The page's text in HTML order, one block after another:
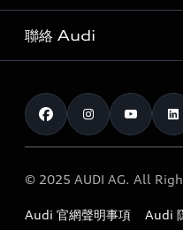
Audi 純電生活圈
奧迪嚴選中古車
最新優惠
預約試駕 | 多元安心賞車
Audi 經銷商服務據點
Audi 原廠配件與精品
myAudi TW app
定期保養
保固
召回案件查詢
聯絡 Audi
訂閱電子報
與我聯繫
© 2025 AUDI AG. All
Audi 官網聲明事項 Audi